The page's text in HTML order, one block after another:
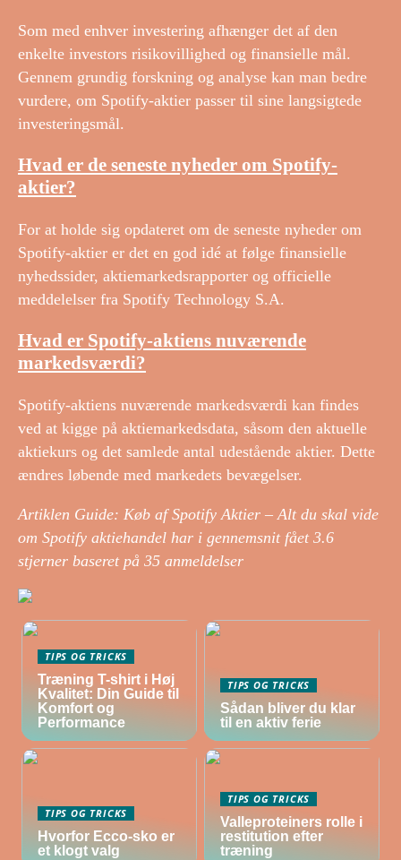
Som med enhver investering afhænger det af den
enkelte investors risikovillighed og finansielle mål.
Gennem grundig forskning og analyse kan man bedre
vurdere, om Spotify-aktier passer til sine langsigtede
investeringsmål.
Hvad er de seneste nyheder om Spotify-
aktier?
For at holde sig opdateret om de seneste nyheder om
Spotify-aktier er det en god idé at følge finansielle
nyhedssider, aktiemarkedsrapporter og officielle
meddelelser fra Spotify Technology S.A.
Hvad er Spotify-aktiens nuværende
markedsværdi?
Spotify-aktiens nuværende markedsværdi kan findes
ved at kigge på aktiemarkedsdata, såsom den aktuelle
aktiekurs og det samlede antal udestående aktier. Dette
ændres løbende med markedets bevægelser.
Artiklen Guide: Køb af Spotify Aktier – Alt du skal vide
om Spotify aktiehandel har i gennemsnit fået 3.6
stjerner baseret på 35 anmeldelser
TIPS OG TRICKS
Træning T-shirt i Høj
Kvalitet: Din Guide til
Komfort og
Performance
TIPS OG TRICKS
Sådan bliver du klar
til en aktiv ferie
TIPS OG TRICKS
Hvorfor Ecco-sko er
et klogt valg
TIPS OG TRICKS
Valleproteiners rolle i
restitution efter
træning